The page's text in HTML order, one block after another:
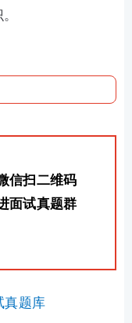
信扫二维码
面试真题群
真题库